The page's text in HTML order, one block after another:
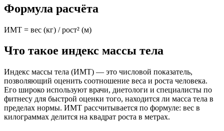
Формула расчёта
ИМТ = вес (кг) / рост² (м)
Что такое индекс массы тела
Индекс массы тела (ИМТ) — это числовой показатель,
позволяющий оценить соотношение веса и роста человека.
Его широко используют врачи, диетологи и специалисты по
фитнесу для быстрой оценки того, находится ли масса тела в
пределах нормы. ИМТ рассчитывается по формуле: вес в
килограммах делится на квадрат роста в метрах.